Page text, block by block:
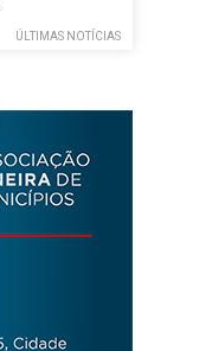
ÚLTIMAS NOTÍCIAS